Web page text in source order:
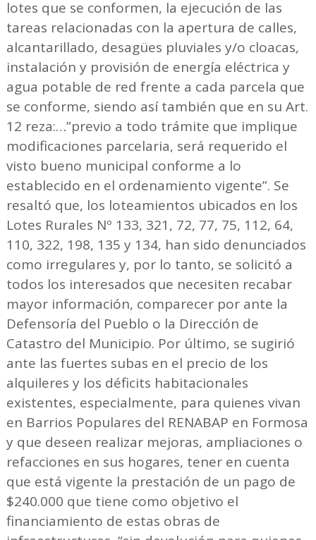
lotes que se conformen, la ejecución de las
tareas relacionadas con la apertura de calles,
alcantarillado, desagües pluviales y/o cloacas,
instalación y provisión de energía eléctrica y
agua potable de red frente a cada parcela que
se conforme, siendo así también que en su Art.
12 reza:…”previo a todo trámite que implique
modificaciones parcelaria, será requerido el
visto bueno municipal conforme a lo
establecido en el ordenamiento vigente”. Se
resaltó que, los loteamientos ubicados en los
Lotes Rurales Nº 133, 321, 72, 77, 75, 112, 64,
110, 322, 198, 135 y 134, han sido denunciados
como irregulares y, por lo tanto, se solicitó a
todos los interesados que necesiten recabar
mayor información, comparecer por ante la
Defensoría del Pueblo o la Dirección de
Catastro del Municipio. Por último, se sugirió
ante las fuertes subas en el precio de los
alquileres y los déficits habitacionales
existentes, especialmente, para quienes vivan
en Barrios Populares del RENABAP en Formosa
y que deseen realizar mejoras, ampliaciones o
refacciones en sus hogares, tener en cuenta
que está vigente la prestación de un pago de
$240.000 que tiene como objetivo el
financiamiento de estas obras de